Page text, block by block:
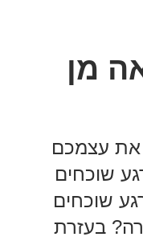
מן
עצמכם
שוכחים
שוכחים
בעזרת